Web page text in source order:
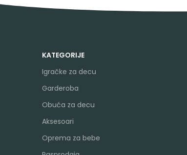
KATEGORIJE
Igračke za decu
Garderoba
Obuća za decu
Aksesoari
Oprema za bebe